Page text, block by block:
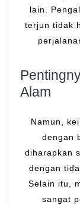
lain.
terjun tidak
Alam
Namun,
dengan
diharapkan
dengan
Selain itu,
sangat